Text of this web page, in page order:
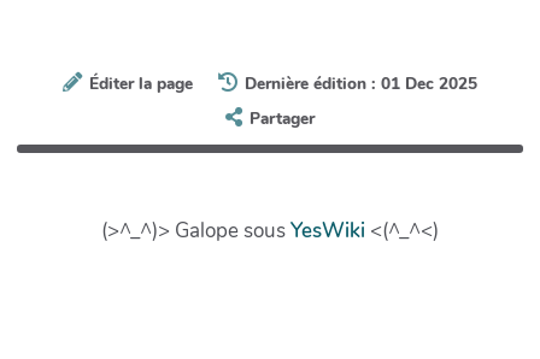
Éditer la page
Dernière édition : 01 Dec 2025
Partager
(>^_^)> Galope sousYesWiki <(^_^<)